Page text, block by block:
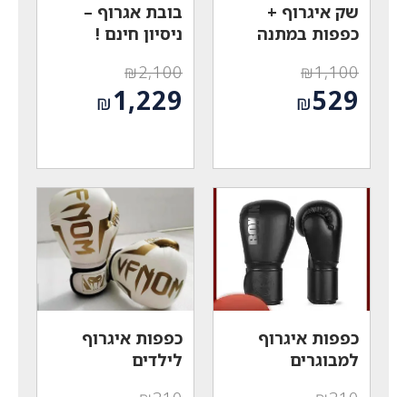
שק איגרוף +
כפפות במתנה
₪1,100
המחיר
המקורי₪529
הוא:
₪529.
בובת אגרוף –
ניסיון חינם !
₪2,100
המחיר
המקורי
₪1,229
הוא:
₪1,229.
כפפות איגרוף
למבוגרים
כפפות איגרוף
לילדים